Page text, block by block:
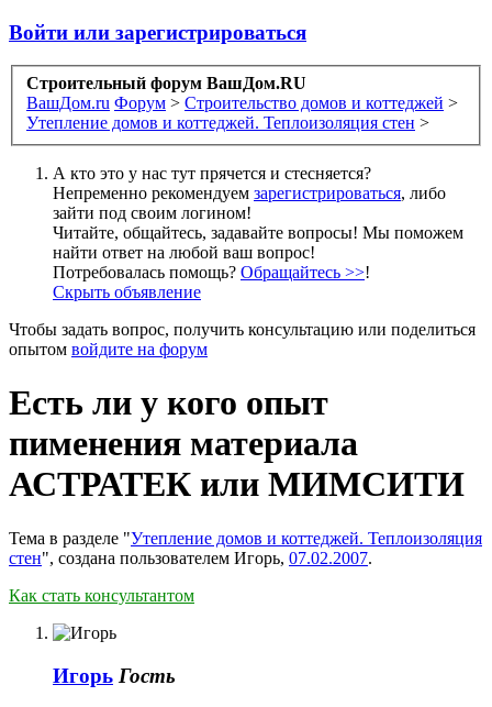
Войти или зарегистрироваться
Строительный форум ВашДом.RU
ВашДом.ru Форум > Строительство домов и коттеджей >
Утепление домов и коттеджей. Теплоизоляция стен >
А кто это у нас тут прячется и стесняется?
Непременно рекомендуем зарегистрироваться, либо
зайти под своим логином!
Читайте, общайтесь, задавайте вопросы! Мы поможем
найти ответ на любой ваш вопрос!
Потребовалась помощь? Обращайтесь >>!
Скрыть объявление
Чтобы задать вопрос, получить консультацию или поделиться
опытом войдите на форум
Есть ли у кого опыт
пименения материала
АСТРАТЕК или МИМСИТИ
Тема в разделе "Утепление домов и коттеджей. Теплоизоляция
стен", создана пользователем Игорь, 07.02.2007.
Как стать консультантом
Игорь Гость